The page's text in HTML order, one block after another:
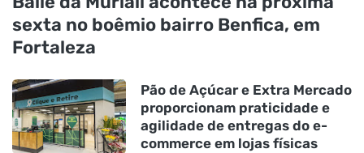
sexta no boêmio bairro Benfica, em
Fortaleza
Pão de Açúcar e Extra Mercado
proporcionam praticidade e
agilidade de entregas do e-
commerce em lojas físicas